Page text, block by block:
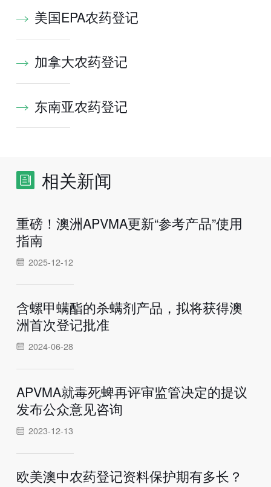
美国EPA农药登记
加拿大农药登记
东南亚农药登记
相关新闻
重磅！澳洲APVMA更新“参考产品”使用
指南
2025-12-12
含螺甲螨酯的杀螨剂产品，拟将获得澳
洲首次登记批准
2024-06-28
APVMA就毒死蜱再评审监管决定的提议
发布公众意见咨询
2023-12-13
欧美澳中农药登记资料保护期有多长？